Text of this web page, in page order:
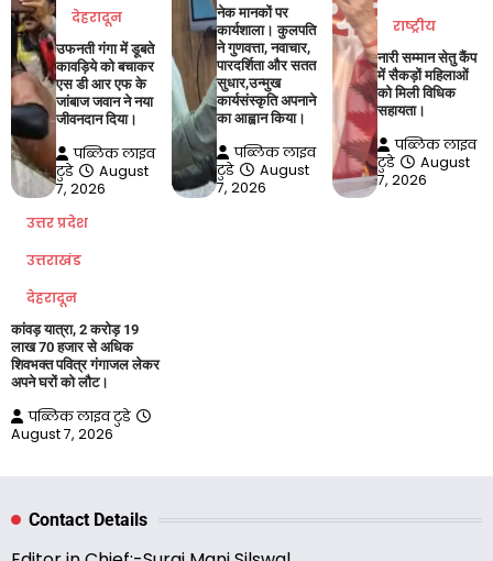
देहरादून
उफनती गंगा में डूबते
कावड़िये को बचाकर
एस डी आर एफ के
जांबाज जवान ने नया
जीवनदान दिया।
पब्लिक लाइव
टुडे
August
7, 2026
नेक मानकों पर
कार्यशाला। कुलपति
ने गुणवत्ता, नवाचार,
पारदर्शिता और सतत
सुधार,उन्मुख
कार्यसंस्कृति अपनाने
का आह्वान किया।
पब्लिक लाइव
टुडे
August
7, 2026
राष्ट्रीय
नारी सम्मान सेतु कैंप
में सैकड़ों महिलाओं
को मिली विधिक
सहायता।
पब्लिक लाइव
टुडे
August
7, 2026
उत्तर प्रदेश
उत्तराखंड
देहरादून
कांवड़ यात्रा, 2 करोड़ 19
लाख 70 हजार से अधिक
शिवभक्त पवित्र गंगाजल लेकर
अपने घरों को लौट।
पब्लिक लाइव टुडे
August 7, 2026
Contact Details